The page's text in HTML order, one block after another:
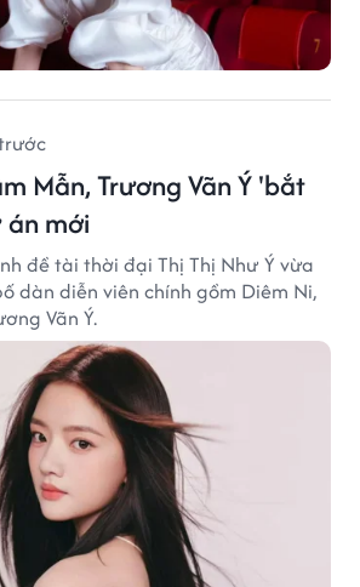
Mẫn, Trương Vãn Ý 'bắt
mới
đề tài thời đại Thị Thị Như Ý vừa
dàn diễn viên chính gồm Diêm Ni,
Vãn Ý.